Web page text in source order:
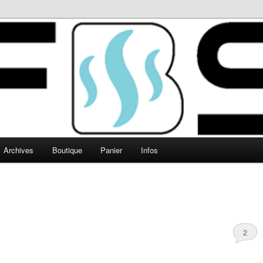
Archives Boutique Panier Infos
2